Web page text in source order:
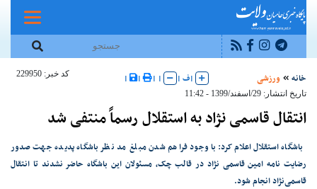
خانه ورزشی |ف |
|
|
|
|
کد خبر: 229950
تاریخ انتشار: 29/اسفند/1399 - 11:42
انتقال قاسمی نژاد به استقلال رسماً منتفی شد
باشگاه استقلال اعلام کرد:با وجود فراهم شدن مبلغ مد نظر باشگاه پدیده جهت صدور
رضایت نامه امین قاسمی نژاد در قالب چک، مسئولان این باشگاه حاضر نشدند تا انتقال
قاسمی‌نژاد انجام شود.